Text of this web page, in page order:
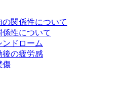
関係性について
性について
ンドローム
後の疲労感
傷